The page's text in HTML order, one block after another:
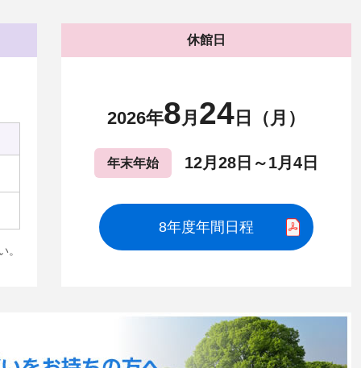
。
休館日
2026年8 月 24 日（月）
年末年始 12月28日～1月4日
8年度年間日程